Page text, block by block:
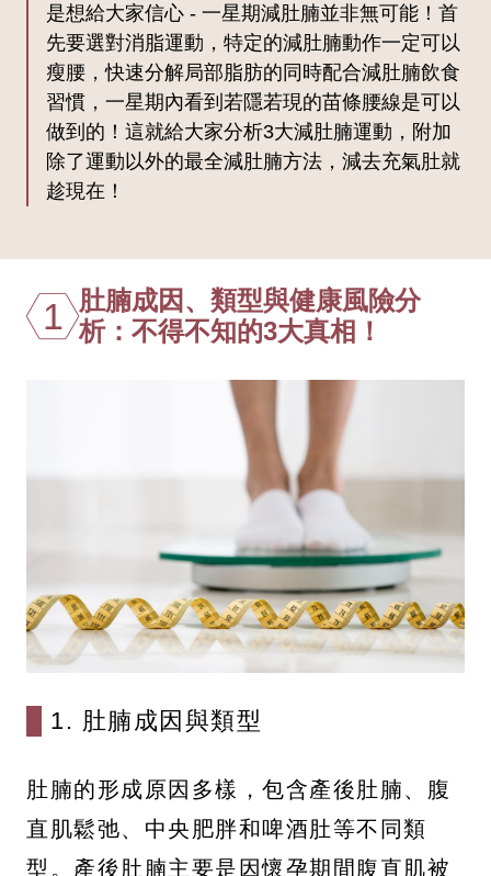
是想給大家信心 - 一星期減肚腩並非無可能！首
先要選對消脂運動，特定的減肚腩動作一定可以
瘦腰，快速分解局部脂肪的同時配合減肚腩飲食
習慣，一星期內看到若隱若現的苗條腰線是可以
做到的！這就給大家分析3大減肚腩運動，附加
除了運動以外的最全減肚腩方法，減去充氣肚就
趁現在！
1
肚腩成因、類型與健康風險分
析：不得不知的3大真相！
1. 肚腩成因與類型
肚腩的形成原因多樣，包含產後肚腩、腹
直肌鬆弛、中央肥胖和啤酒肚等不同類
型。產後肚腩主要是因懷孕期間腹直肌被